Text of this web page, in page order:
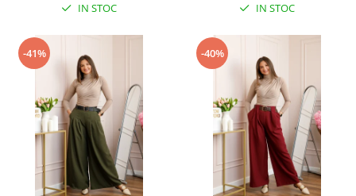
IN STOC IN STOC
-41% -40%